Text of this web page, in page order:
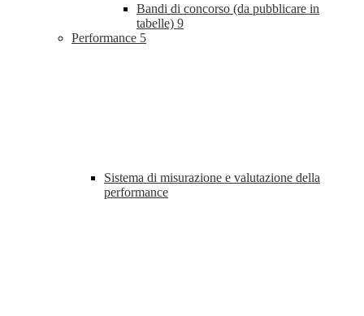
Bandi di concorso (da pubblicare in
tabelle) 9
Performance 5
Sistema di misurazione e valutazione della
performance